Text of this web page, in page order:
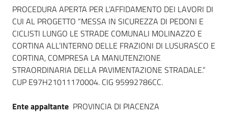
Dati del bando
PROCEDURA APERTA PER L’AFFIDAMENTO DEI LAVORI DI
CUI AL PROGETTO “MESSA IN SICUREZZA DI PEDONI E
CICLISTI LUNGO LE STRADE COMUNALI MOLINAZZO E
CORTINA ALL’INTERNO DELLE FRAZIONI DI LUSURASCO E
CORTINA, COMPRESA LA MANUTENZIONE
STRAORDINARIA DELLA PAVIMENTAZIONE STRADALE.”
CUP E97H21011170004. CIG 95992786CC.
Ente appaltante PROVINCIA DI PIACENZA